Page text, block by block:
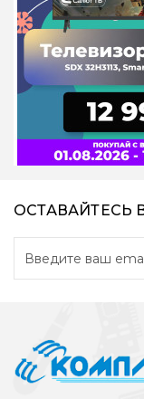
ОСТАВАЙТЕСЬ